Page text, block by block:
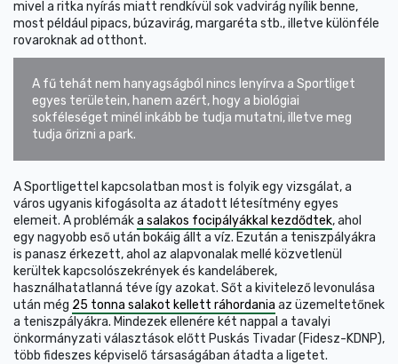
mivel a ritka nyírás miatt rendkívül sok vadvirág nyílik benne,
most például pipacs, búzavirág, margaréta stb., illetve különféle
rovaroknak ad otthont.
A fű tehát nem hanyagságból nincs lenyírva a Sportliget
egyes területein, hanem azért, hogy a biológiai
sokféleséget minél inkább be tudja mutatni, illetve meg
tudja őrizni a park.
A Sportligettel kapcsolatban most is folyik egy vizsgálat, a
város ugyanis kifogásolta az átadott létesítmény egyes
elemeit. A problémáka salakos focipályákkal kezdődtek, ahol
egy nagyobb eső után bokáig állt a víz. Ezután a teniszpályákra
is panasz érkezett, ahol az alapvonalak mellé közvetlenül
kerültek kapcsolószekrények és kandeláberek,
használhatatlanná téve így azokat. Sőt a kivitelező levonulása
után még 25 tonna salakot kellett ráhordania az üzemeltetőnek
a teniszpályákra. Mindezek ellenére két nappal a tavalyi
önkormányzati választások előtt Puskás Tivadar (Fidesz-KDNP),
több fideszes képviselő társaságában átadta a ligetet.